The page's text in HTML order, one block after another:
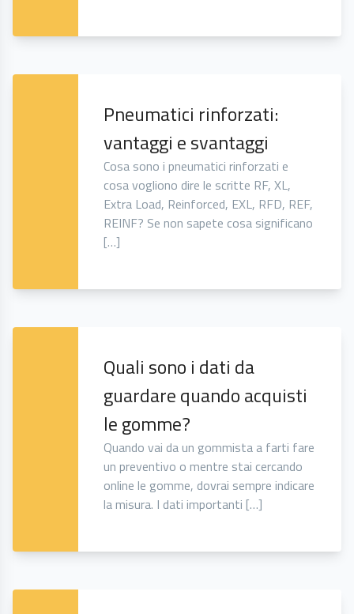
Pneumatici rinforzati:
vantaggi e svantaggi
Cosa sono i pneumatici rinforzati e
cosa vogliono dire le scritte RF, XL,
Extra Load, Reinforced, EXL, RFD, REF,
REINF? Se non sapete cosa significano
[…]
Quali sono i dati da
guardare quando acquisti
le gomme?
Quando vai da un gommista a farti fare
un preventivo o mentre stai cercando
online le gomme, dovrai sempre indicare
la misura. I dati importanti […]